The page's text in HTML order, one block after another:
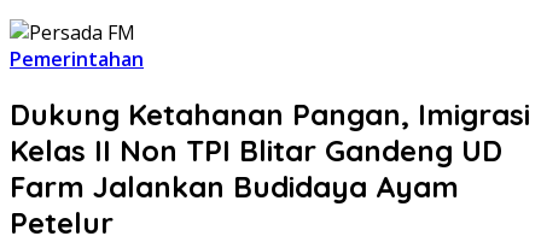
Pemerintahan
Dukung Ketahanan Pangan, Imigrasi
Kelas II Non TPI Blitar Gandeng UD
Farm Jalankan Budidaya Ayam
Petelur